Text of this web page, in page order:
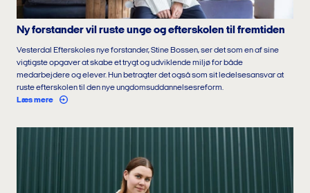
Ny forstander vil ruste unge og efterskolen til fremtiden
Vesterdal Efterskoles nye forstander, Stine Bossen, ser det som en af sine
vigtigste opgaver at skabe et trygt og udviklende miljø for både
medarbejdere og elever. Hun betragter det også som sit ledelsesansvar at
ruste efterskolen til den nye ungdomsuddannelsesreform.
Læs mere